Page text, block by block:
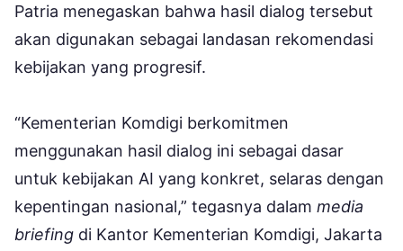
Patria menegaskan bahwa hasil dialog tersebut
akan digunakan sebagai landasan rekomendasi
kebijakan yang progresif.
“Kementerian Komdigi berkomitmen
menggunakan hasil dialog ini sebagai dasar
untuk kebijakan AI yang konkret, selaras dengan
kepentingan nasional,” tegasnya dalam media
briefing di Kantor Kementerian Komdigi, Jakarta